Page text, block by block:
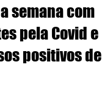
semana com
pela Covid e
positivos de